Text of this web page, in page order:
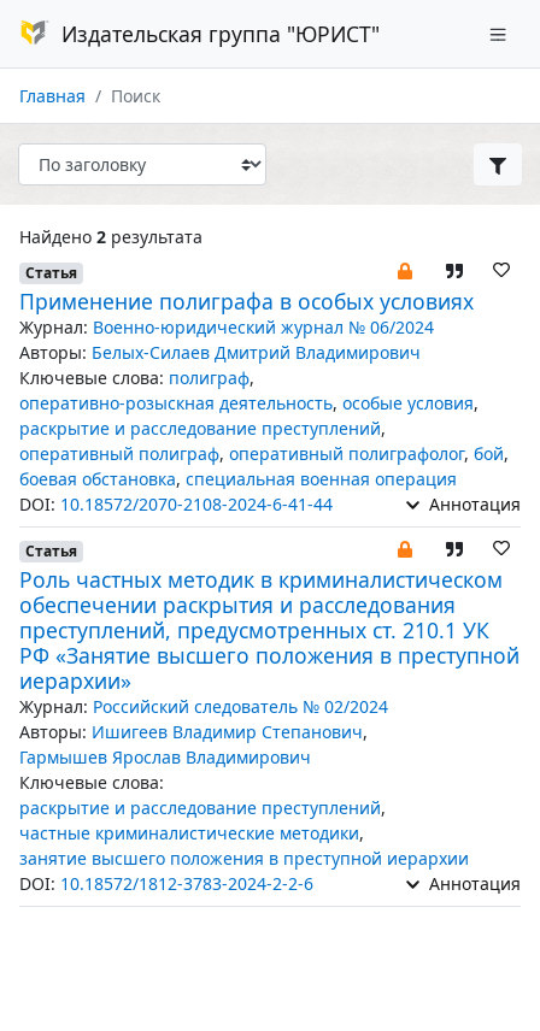
Издательская группа "ЮРИСТ"
Главная Поиск
Найдено 2 результата
Статья
Применение полиграфа в особых условиях
Журнал: Военно-юридический журнал № 06/2024
Авторы: Белых-Силаев Дмитрий Владимирович
Ключевые слова: полиграф,
оперативно-розыскная деятельность, особые условия,
раскрытие и расследование преступлений,
оперативный полиграф, оперативный полиграфолог, бой,
боевая обстановка, специальная военная операция
DOI: 10.18572/2070-2108-2024-6-41-44 Аннотация
Статья
Роль частных методик в криминалистическом
обеспечении раскрытия и расследования
преступлений, предусмотренных ст. 210.1 УК
РФ «Занятие высшего положения в преступной
иерархии»
Журнал: Российский следователь № 02/2024
Авторы: Ишигеев Владимир Степанович,
Гармышев Ярослав Владимирович
Ключевые слова:
раскрытие и расследование преступлений,
частные криминалистические методики,
занятие высшего положения в преступной иерархии
DOI: 10.18572/1812-3783-2024-2-2-6 Аннотация